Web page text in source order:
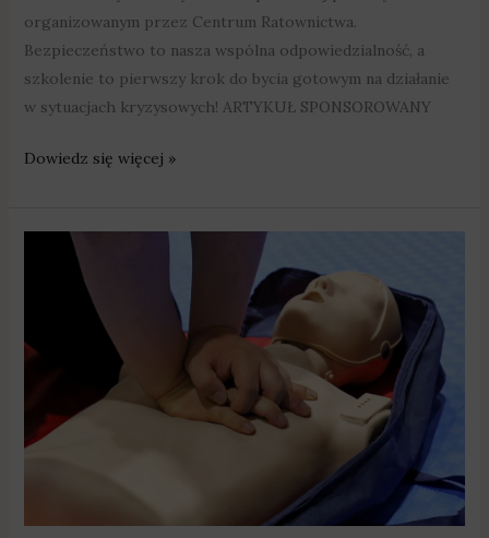
organizowanym przez Centrum Ratownictwa.
Bezpieczeństwo to nasza wspólna odpowiedzialność, a
szkolenie to pierwszy krok do bycia gotowym na działanie
w sytuacjach kryzysowych! ARTYKUŁ SPONSOROWANY
Dowiedz się więcej »
pomoc?
i